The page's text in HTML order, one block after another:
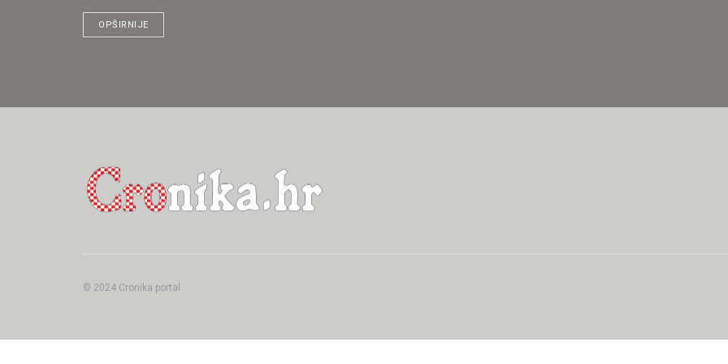
OPŠIRNIJE
© 2024 Cronika portal